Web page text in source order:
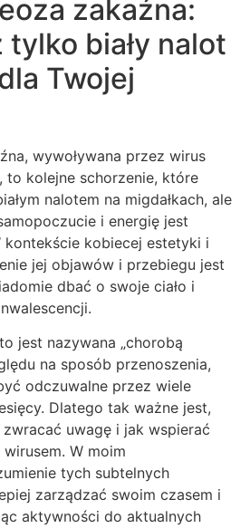
zakaźna:
biały nalot
Twojej
wywoływana przez wirus
to kolejne schorzenie, które
nalotem na migdałkach, ale
i energię jest
kontekście kobiecej estetyki i
jej objawów i przebiegu jest
dbać o swoje ciało i
jest nazywana „chorobą
na sposób przenoszenia,
odczuwalne przez wiele
Dlatego tak ważne jest,
uwagę i jak wspierać
W moim
tych subtelnych
zarządzać swoim czasem i
aktywności do aktualnych